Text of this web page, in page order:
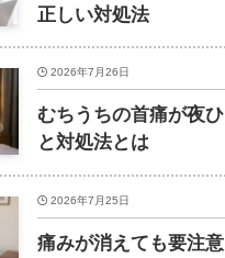
正しい対処法
むちうちの首痛が夜
と対処法とは
2026年7月26日
痛みが消えても要注
2026年7月25日